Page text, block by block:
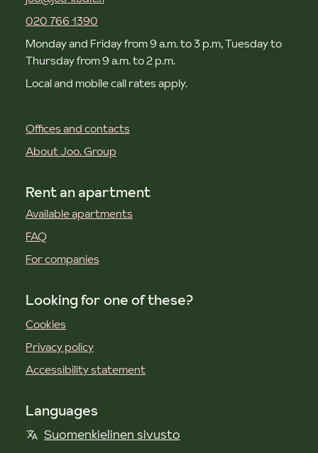
020 766 1390
Monday and Friday from 9 a.m. to 3 p.m, Tuesday to
Thursday from 9 a.m. to 2 p.m.
Local and mobile call rates apply.
Offices and contacts
About Joo. Group
Rent an apartment
Available apartments
FAQ
For companies
Looking for one of these?
Cookies
Privacy policy
Accessibility statement
Languages
Suomenkielinen sivusto